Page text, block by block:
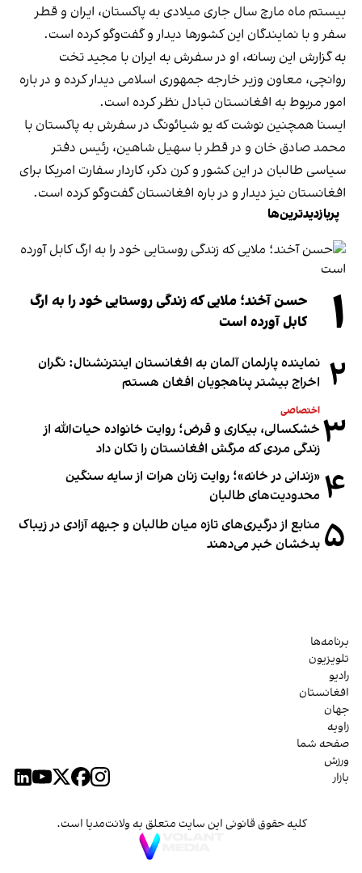
بیستم ماه مارچ سال جاری میلادی به پاکستان، ایران و قطر
سفر و با نمایندگان این کشورها دیدار و گفت‌و‌گو کرده است.
به گزارش این رسانه، او در سفرش به ایران با مجید تخت
روانچی، معاون وزیر خارجه جمهوری اسلامی دیدار کرده و در باره
امور مربوط به افغانستان تبادل نظر کرده است.
ایسنا همچنین نوشت که یو شیائونگ در سفرش به پاکستان با
محمد صادق خان و در قطر با سهیل شاهین، رئیس دفتر
سیاسی طالبان در این کشور و کرن دکر، کاردار سفارت امریکا برای
افغانستان نیز دیدار و در باره افغانستان گفت‌و‌گو کرده است.
پربازدیدترین‌ها
۱
حسن آخند؛ ملایی که زندگی روستایی خود را به ارگ
کابل آورده است
۲ نماینده پارلمان آلمان به افغانستان اینترنشنال: نگران
اخراج بیشتر پناهجویان افغان هستم
۳ اختصاصی
خشکسالی، بیکاری و قرض؛ روایت خانواده حیات‌الله از
زندگی مردی که مرگش افغانستان را تکان داد
۴ «زندانی در خانه»؛ روایت زنان هرات از سایه سنگین
محدودیت‌های طالبان
۵ منابع از درگیری‌های تازه میان طالبان و جبهه آزادی در زیباک
بدخشان خبر می‌دهند
برنامه‌ها
تلویزیون
رادیو
افغانستان
جهان
زاویه
صفحه شما
ورزش
بازار
کلیه حقوق قانونی این سایت متعلق به ولانت‌مدیا است.